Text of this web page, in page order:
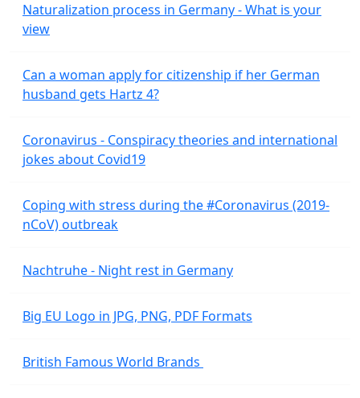
Naturalization process in Germany - What is your
view
Can a woman apply for citizenship if her German
husband gets Hartz 4?
Coronavirus - Conspiracy theories and international
jokes about Covid19
Coping with stress during the #Coronavirus (2019-
nCoV) outbreak
Nachtruhe - Night rest in Germany
Big EU Logo in JPG, PNG, PDF Formats
British Famous World Brands